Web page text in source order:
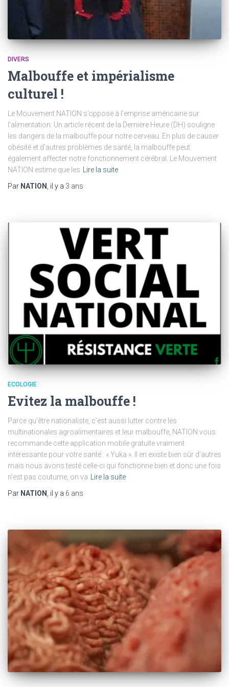
DIVERS
Malbouffe et impérialisme
culturel !
Le Mouvement NATION s’oppose à l’emprise américaine sur
l’alimentation. Un article récent de la Dernière Heure (DH) souligne
les dangers de la malbouffe pour notre cerveau. En plus de causer
obésité et d’autres problèmes de santé, la malbouffe peut
également affecter notre fonctionnement cérébral. Le Mouvement
NATION estime que les
Lire la suite
Par NATION , il y a 3 ans
ECOLOGIE
Evitez la malbouffe !
Parce qu’être nationaliste, c’est aussi lutter contre les
multinationales agroalimentaires et leur malbouffe, NATION vous
recommande cette application mobile gratuite vraiment
intéressante pour votre santé : « Yuka ». Il en existe bien sûr d’autres
mais nous avons testé celle-ci qui fonctionne bien et donc une fois
n’est pas coutume, on va Lire la suite
Par NATION , il y a 6 ans